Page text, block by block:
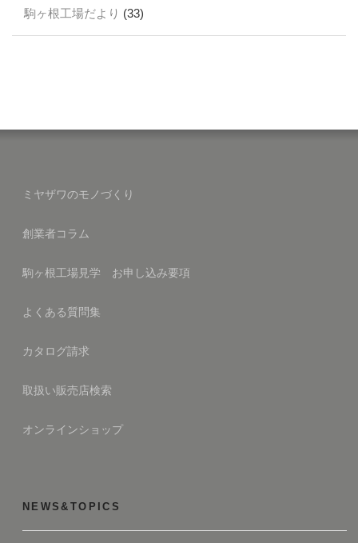
駒ヶ根工場だより (33)
ミヤザワのモノづくり
創業者コラム
駒ヶ根工場見学 お申し込み要項
よくある質問集
カタログ請求
取扱い販売店検索
オンラインショップ
NEWS&TOPICS